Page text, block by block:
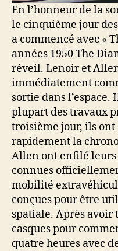
En l’honneur de la
le cinquième jour
a commencé avec «
années 1950 The
réveil. Lenoir et
immédiatement
sortie dans
plupart des travaux
troisième jour, ils
rapidement la
Allen ont enfilé leurs
connues
mobilité
conçues pour être
spatiale. Après avoir
casques pour
quatre heures avec